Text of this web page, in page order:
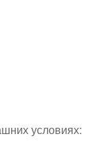
условиях: